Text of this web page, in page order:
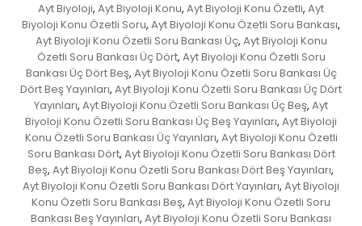
Ayt Biyoloji, Ayt Biyoloji Konu, Ayt Biyoloji Konu Özetli, Ayt
Biyoloji Konu Özetli Soru, Ayt Biyoloji Konu Özetli Soru Bankası,
Ayt Biyoloji Konu Özetli Soru Bankası Üç, Ayt Biyoloji Konu
Özetli Soru Bankası Üç Dört, Ayt Biyoloji Konu Özetli Soru
Bankası Üç Dört Beş, Ayt Biyoloji Konu Özetli Soru Bankası Üç
Dört Beş Yayınları, Ayt Biyoloji Konu Özetli Soru Bankası Üç Dört
Yayınları, Ayt Biyoloji Konu Özetli Soru Bankası Üç Beş, Ayt
Biyoloji Konu Özetli Soru Bankası Üç Beş Yayınları, Ayt Biyoloji
Konu Özetli Soru Bankası Üç Yayınları, Ayt Biyoloji Konu Özetli
Soru Bankası Dört, Ayt Biyoloji Konu Özetli Soru Bankası Dört
Beş, Ayt Biyoloji Konu Özetli Soru Bankası Dört Beş Yayınları,
Ayt Biyoloji Konu Özetli Soru Bankası Dört Yayınları, Ayt Biyoloji
Konu Özetli Soru Bankası Beş, Ayt Biyoloji Konu Özetli Soru
Bankası Beş Yayınları, Ayt Biyoloji Konu Özetli Soru Bankası